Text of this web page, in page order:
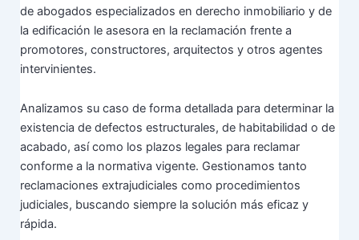
de abogados especializados en derecho inmobiliario y de
la edificación le asesora en la reclamación frente a
promotores, constructores, arquitectos y otros agentes
intervinientes.
Analizamos su caso de forma detallada para determinar la
existencia de defectos estructurales, de habitabilidad o de
acabado, así como los plazos legales para reclamar
conforme a la normativa vigente. Gestionamos tanto
reclamaciones extrajudiciales como procedimientos
judiciales, buscando siempre la solución más eficaz y
rápida.